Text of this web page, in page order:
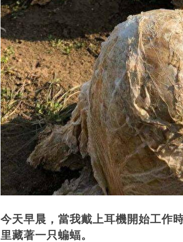
今天早晨，當我戴上耳機開始工作
里藏著一只蝙蝠。